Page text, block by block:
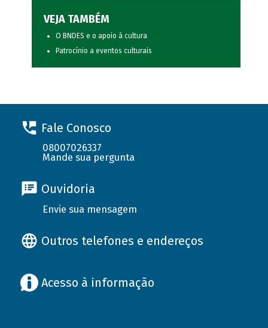
VEJA TAMBÉM
O BNDES e o apoio à cultura
Patrocínio a eventos culturais
Fale Conosco
08007026337
Mande sua pergunta
Ouvidoria
Envie sua mensagem
Outros telefones e endereços
Acesso à informação